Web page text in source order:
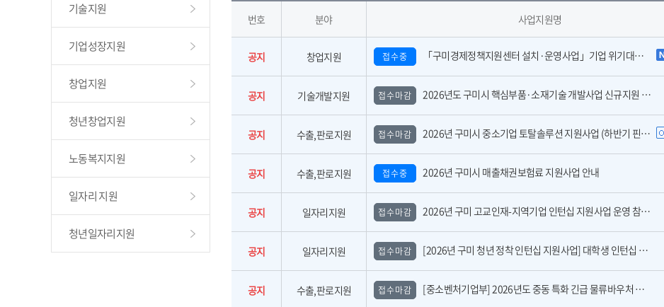
기술지원
기업성장지원
창업지원
청년창업지원
노동복지지원
일자리 지원
청년일자리지원
번호 분야 사업지원명
공지 창업지원 접수중 「구미경제정책지원센터 설치·운영사업」기업 위기대응 원스톱 에이전트 참여기업 모집공고
공지 기술개발지원 접수마감 2026년도 구미시 핵심부품·소재기술 개발사업 신규지원 대상과제 공고(2차)
공지 수출,판로지원 접수마감 2026년 구미시 중소기업 토탈솔루션 지원사업 (하반기 핀포인트 지원)
공지 수출,판로지원 접수중 2026년 구미시 매출채권보험료 지원사업 안내
공지 일자리지원 접수마감 2026년 구미 고교인재-지역기업 인턴십 지원사업 운영 참여기업 모집 공고(수정)
공지 일자리지원 접수마감 [2026년 구미 청년 정착 인턴십 지원사업] 대학생 인턴십 운영 참여기업 모집
공지 수출,판로지원 접수마감 [중소벤처기업부] 2026년도 중동 특화 긴급 물류바우처 사업 참여기업 모집